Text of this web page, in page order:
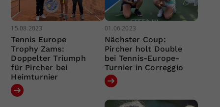
15.08.2023
Tennis Europe
Trophy Zams:
Doppelter Triumph
für Pircher bei
Heimturnier
01.06.2023
Nächster Coup:
Pircher holt Double
bei Tennis-Europe-
Turnier in Correggio